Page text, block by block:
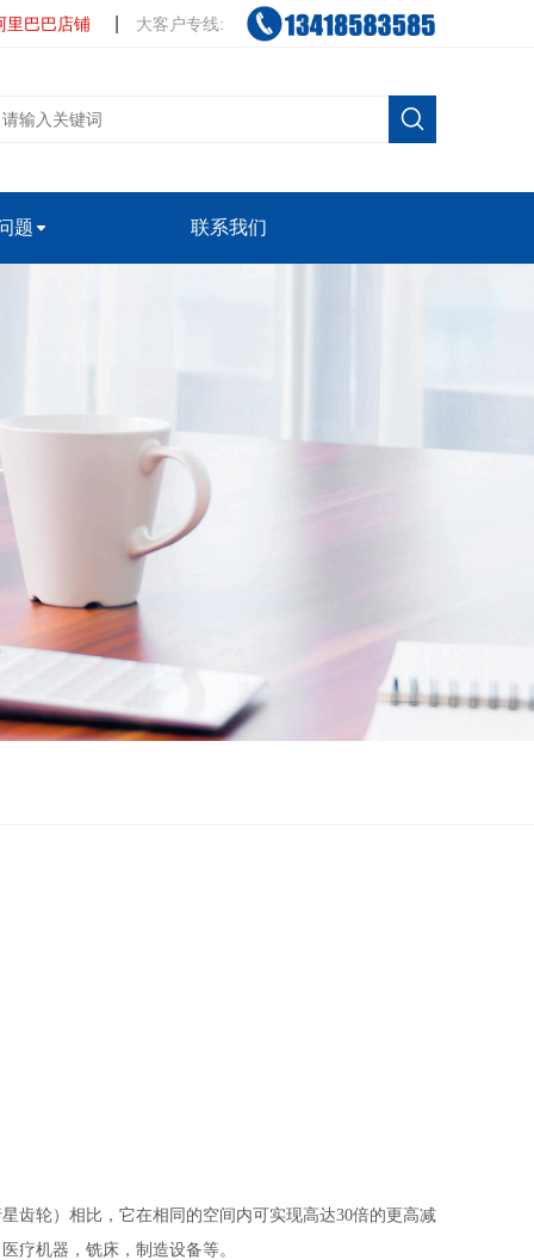
里巴巴店铺 大客户专线:
题 联系我们
齿轮）相比，它在相同的空间内可实现高达30倍的更高减
疗机器，铣床，制造设备等。